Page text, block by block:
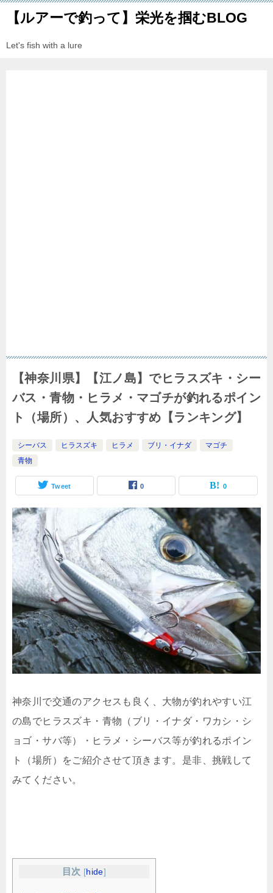
【ルアーで釣って】栄光を掴むBLOG
Let's fish with a lure
【神奈川県】【江ノ島】でヒラスズキ・シー
バス・青物・ヒラメ・マゴチが釣れるポイン
ト（場所）、人気おすすめ【ランキング】
シーバス ヒラスズキ ヒラメ ブリ・イナダ
マゴチ
青物
Tweet 0 0
神奈川で交通のアクセスも良く、大物が釣れやすい江
の島でヒラスズキ・青物（ブリ・イナダ・ワカシ・シ
ョゴ・サバ等）・ヒラメ・シーバス等が釣れるポイン
ト（場所）をご紹介させて頂きます。是非、挑戦して
みてください。
目次 [hide]